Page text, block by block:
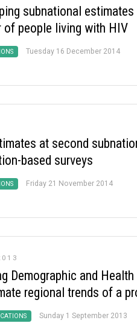
subnational
of people living with HIV
Tuesday 16 December 2014
at second
based surveys
Friday 21 November 2014
Demographic and
regional trends of a
Sunday 1 September 2013